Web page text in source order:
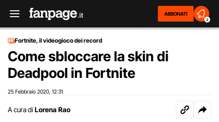
ABBONATI
2
Fortnite, il videogioco dei record
Come sbloccare la skin di
Deadpool in Fortnite
25 Febbraio 2020 12:31
A cura di Lorena Rao